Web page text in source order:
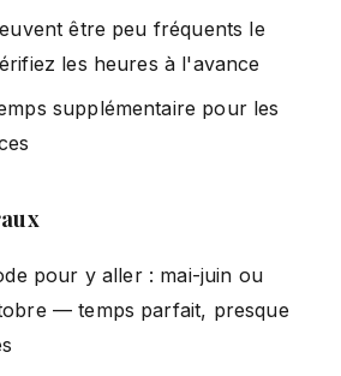
être peu fréquents le
les heures à l'avance
supplémentaire pour les
pour y aller : mai-juin ou
— temps parfait, presque